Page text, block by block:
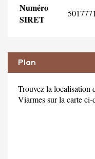
Numéro
SIRET
Plan
Trouvez la localisation
Viarmes sur la carte ci-